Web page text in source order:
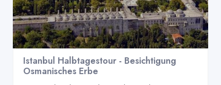
Istanbul Halbtagestour - Besichtigung
Osmanisches Erbe